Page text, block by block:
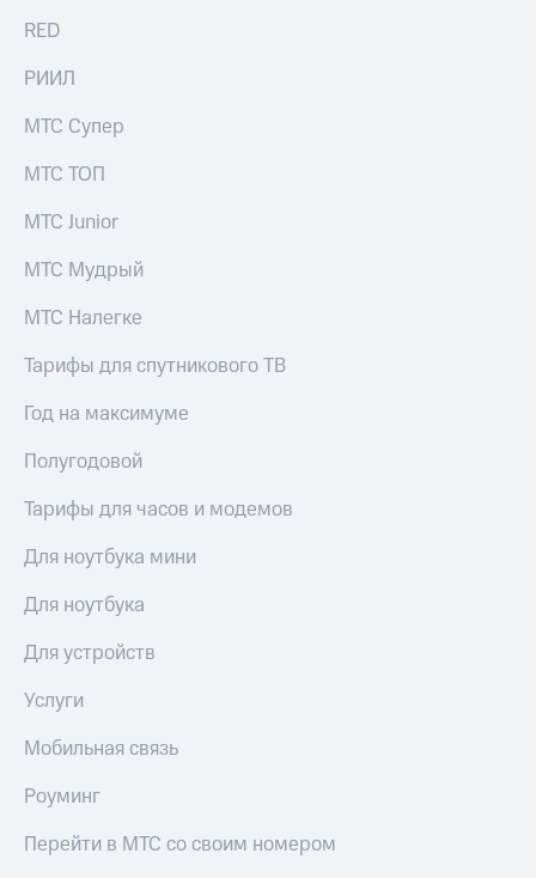
RED
РИИЛ
МТС Супер
МТС ТОП
МТС Junior
МТС Мудрый
МТС Налегке
Тарифы для спутникового ТВ
Год на максимуме
Полугодовой
Тарифы для часов и модемов
Для ноутбука мини
Для ноутбука
Для устройств
Услуги
Мобильная связь
Роуминг
Перейти в МТС со своим номером